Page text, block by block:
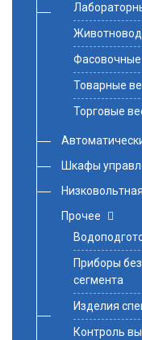
Товарные
Торговые
Шкафы
Прочее
Приборы
сегмента
Изделия
Контроль